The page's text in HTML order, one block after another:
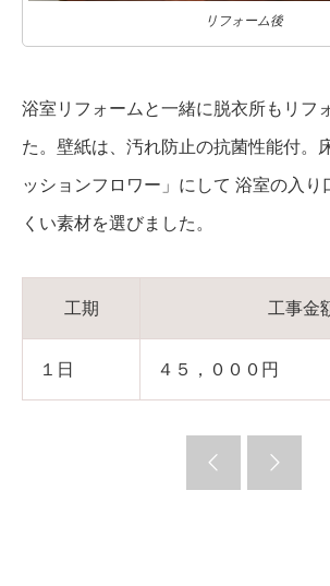
リフォーム後
浴室リフォームと一緒に脱衣所もリフ
た。壁紙は、汚れ防止の抗菌性能付。
ッションフロワー」にして 浴室の入り
くい素材を選びました。
工期 工事金
１日 ４５，０００円